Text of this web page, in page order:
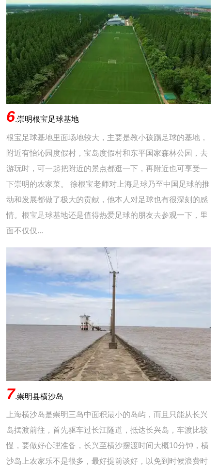
6.崇明根宝足球基地
根宝足球基地里面场地较大，主要是教小孩踢足球的基地，
附近有怡沁园度假村，宝岛度假村和东平国家森林公园，去
游玩时，可一起把附近的景点都逛一下，再附近也可享受一
下崇明的农家菜。 徐根宝老师对上海足球乃至中国足球的推
动和发展都做了极大的贡献，他本人对足球也有很深刻的感
情。根宝足球基地还是值得热爱足球的朋友去参观一下，里
面不仅仅...
7.崇明县横沙岛
上海横沙岛是崇明三岛中面积最小的岛屿，而且只能从长兴
岛摆渡前往，首先驱车过长江隧道，抵达长兴岛，车渡比较
慢，要做好心理准备，长兴至横沙摆渡时间大概10分钟，横
沙岛上农家乐不是很多，最好提前谈好，以免到时候浪费时